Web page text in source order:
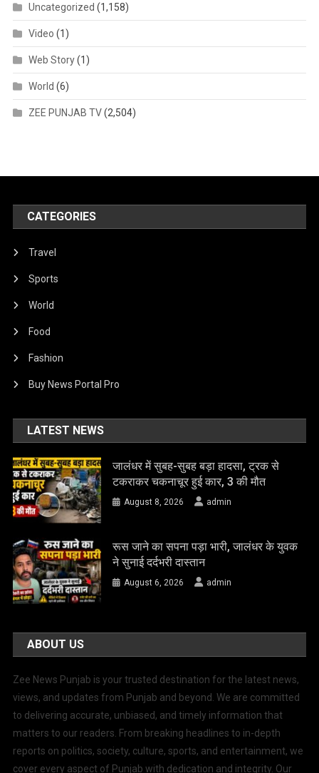
Uncategorized (1,158)
Video (1)
Web Story(1)
World (6)
ZEE PUNJAB TV(2,504)
CATEGORIES
Travel
Sports
World
Food
Fashion
Buy News Portal Pro
LATEST NEWS
जालंधर में सुबह-सुबह बड़ा हादसा, ट्रक से
टकराकर चकनाचूर हुई कार, 3 की मौत
August 8, 2026 admin
रूस जाने का सपना पड़ा भारी, जालंधर के युवक
ने सुनाई दर्दभरी दास्तान
August 6, 2026 admin
ABOUT US
Zee News Punjab is your trusted destination for the latest news,
views, and updates from Punjab and beyond. We are committed
to delivering accurate, unbiased, and timely information that
matters to our readers. From breaking headlines to in-depth
reports on politics, society, culture, sports, and entertainment, we
cover every aspect of Punjab with dedication and integrity. Our